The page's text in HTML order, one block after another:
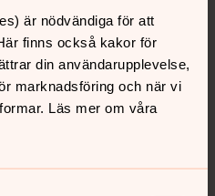
är nödvändiga för att
finns också kakor för
din användarupplevelse,
marknadsföring och när vi
Läs mer om våra